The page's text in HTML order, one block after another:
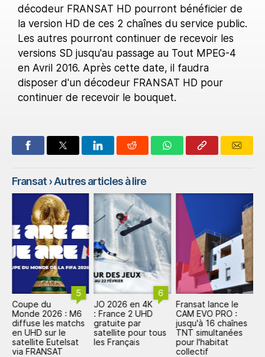
décodeur FRANSAT HD pourront bénéficier de
la version HD de ces 2 chaînes du service public.
Les autres pourront continuer de recevoir les
versions SD jusqu'au passage au Tout MPEG-4
en Avril 2016. Après cette date, il faudra
disposer d'un décodeur FRANSAT HD pour
continuer de recevoir le bouquet.
Fransat› Autres articles à lire
5
Coupe du
Monde 2026 : M6
diffuse les matchs
en UHD sur le
satellite Eutelsat
via FRANSAT
6
JO 2026 en 4K
: France 2 UHD
gratuite par
satellite pour tous
les Français
Fransat lance le
CAM EVO PRO :
jusqu'à 16 chaînes
TNT simultanées
pour l'habitat
collectif